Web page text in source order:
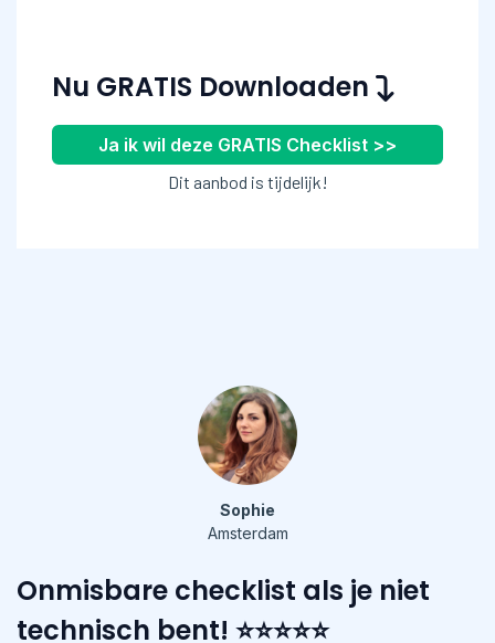
Nu GRATIS Downloaden
Ja ik wil deze GRATIS Checklist >>
Dit aanbod is tijdelijk!
Sophie
Amsterdam
Onmisbare checklist als je niet
technisch bent! ⭐⭐⭐⭐⭐